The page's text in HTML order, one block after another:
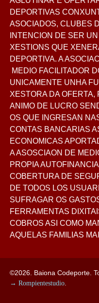
DEPORTIVAS
ASOCIADOS, CLUBES
INTENCION DE SER
XESTIONS QUE
DEPORTIVA. A
MEDIO FACILITADOR
UNICAMENTE UNHA
XESTORA DA
ANIMO DE LUCRO
OS QUE INGRESAN
CONTAS BANCARIAS
ECONOMICAS
A ASOSCIAON DE
PROPIA
COBERTURA DE
DE TODOS LOS
SUFRAGAR OS
FERRAMENTAS
COBROS ASI COMO
AQUELAS FAMILIAS
©2026. Baiona Codeporte.
→ Rompientestudio